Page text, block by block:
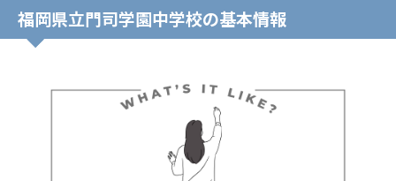
福岡県立門司学園中学校の基本情報